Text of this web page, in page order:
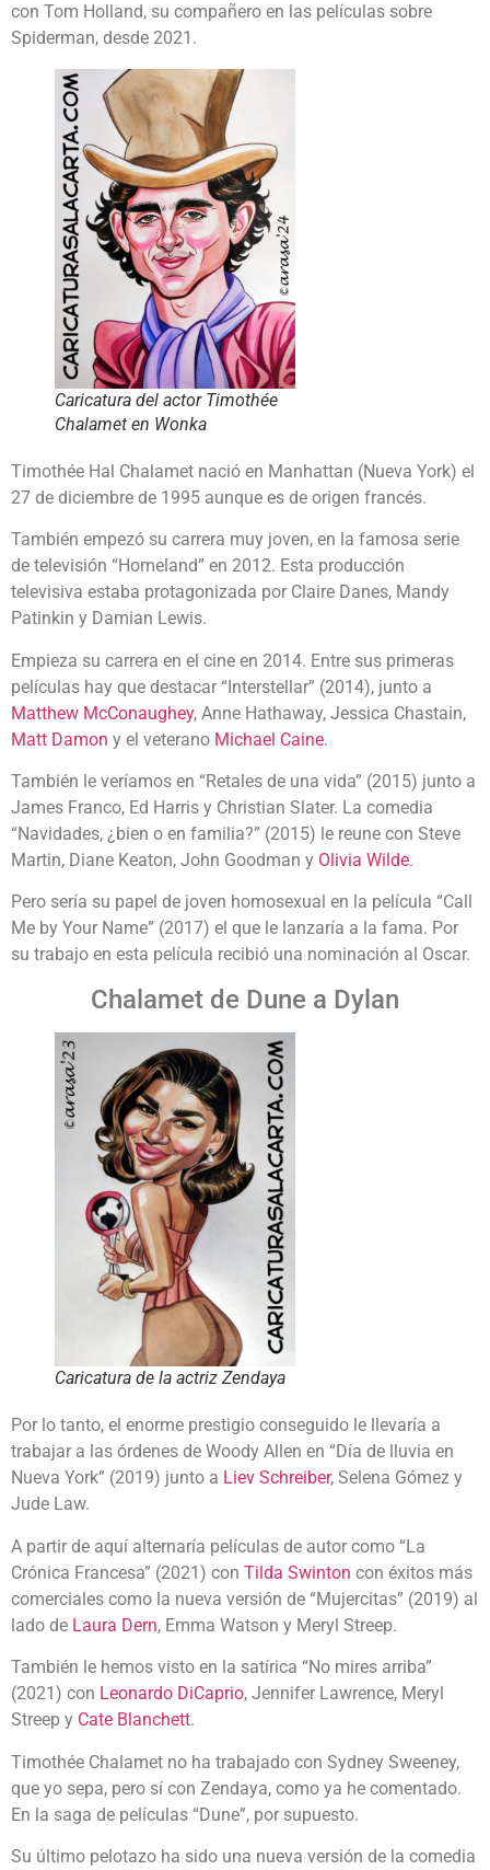
con Tom Holland, su compañero en las películas sobre
Spiderman, desde 2021.
Caricatura del actor Timothée
Chalamet en Wonka
Timothée Hal Chalamet nació en Manhattan (Nueva York) el
27 de diciembre de 1995 aunque es de origen francés.
También empezó su carrera muy joven, en la famosa serie
de televisión “Homeland” en 2012. Esta producción
televisiva estaba protagonizada por Claire Danes, Mandy
Patinkin y Damian Lewis.
Empieza su carrera en el cine en 2014. Entre sus primeras
películas hay que destacar “Interstellar” (2014), junto a
Matthew McConaughey, Anne Hathaway, Jessica Chastain,
Matt Damon y el veterano Michael Caine.
También le veríamos en “Retales de una vida” (2015) junto a
James Franco, Ed Harris y Christian Slater. La comedia
“Navidades, ¿bien o en familia?” (2015) le reune con Steve
Martin, Diane Keaton, John Goodman y Olivia Wilde.
Pero sería su papel de joven homosexual en la película “Call
Me by Your Name” (2017) el que le lanzaría a la fama. Por
su trabajo en esta película recibió una nominación al Oscar.
Chalamet de Dune a Dylan
Caricatura de la actriz Zendaya
Por lo tanto, el enorme prestigio conseguido le llevaría a
trabajar a las órdenes de Woody Allen en “Día de lluvia en
Nueva York” (2019) junto a Liev Schreiber, Selena Gómez y
Jude Law.
A partir de aquí alternaría películas de autor como “La
Crónica Francesa” (2021) con Tilda Swinton con éxitos más
comerciales como la nueva versión de “Mujercitas” (2019) al
lado de Laura Dern, Emma Watson y Meryl Streep.
También le hemos visto en la satírica “No mires arriba”
(2021) con Leonardo DiCaprio, Jennifer Lawrence, Meryl
Streep y Cate Blanchett.
Timothée Chalamet no ha trabajado con Sydney Sweeney,
que yo sepa, pero sí con Zendaya, como ya he comentado.
En la saga de películas “Dune”, por supuesto.
Su último pelotazo ha sido una nueva versión de la comedia